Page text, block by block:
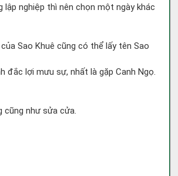
nghiệp thì nên chọn một ngày khác
Sao Khuê cũng có thể lấy tên Sao
đắc lợi mưu sự, nhất là gặp Canh Ngọ.
cũng như sửa cửa.